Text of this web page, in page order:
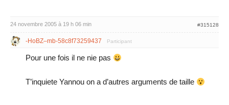
24 novembre 2005 à 19 h 06 min #315128
-HoBZ–mb-58c8f73259437 Participant
Pour une fois il ne nie pas
T’inquiete Yannou on a d’autres arguments de taille